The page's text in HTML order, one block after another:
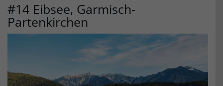
#14 Eibsee, Garmisch-
Partenkirchen